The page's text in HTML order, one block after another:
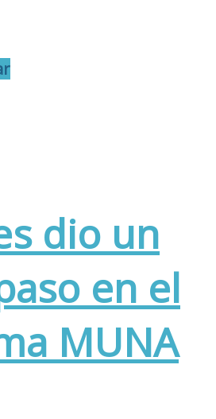
dio un
en el
MUNA